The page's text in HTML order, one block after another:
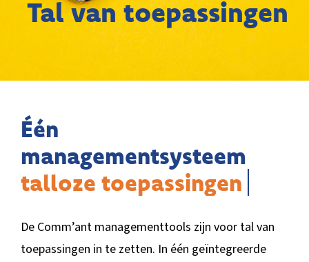
Tal van toepassingen
Één
managementsysteem
De Comm’ant managementtools zijn voor tal van
toepassingen in te zetten. In één geïntegreerde